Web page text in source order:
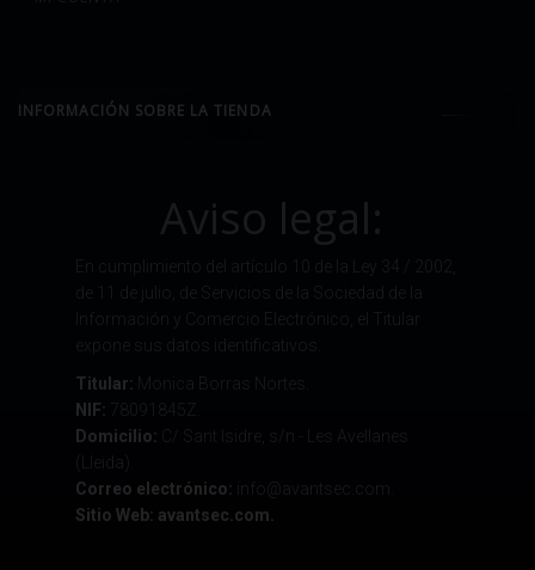
INFORMACIÓN SOBRE LA TIENDA
Aviso legal:
En cumplimiento del artículo 10 de la Ley 34 / 2002,
de 11 de julio, de Servicios de la Sociedad de la
Información y Comercio Electrónico, el Titular
expone sus datos identificativos.
Titular: Monica Borras Nortes.
NIF: 78091845Z.
Domicilio: C/ Sant Isidre, s/n - Les Avellanes
(Lleida).
Correo electrónico: info@avantsec.com.
Sitio Web: avantsec.com.